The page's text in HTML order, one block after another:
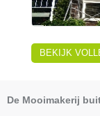
BEKIJK
De Mooimakerij